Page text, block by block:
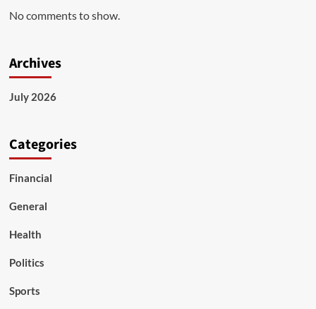
No comments to show.
Archives
July 2026
Categories
Financial
General
Health
Politics
Sports